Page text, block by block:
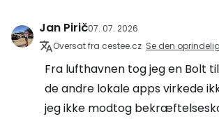
Jan Pirič07. 07. 2026
Oversat fra cestee.cz Se den
Fra lufthavnen tog jeg en Bolt
de andre lokale apps virkede
jeg ikke modtog